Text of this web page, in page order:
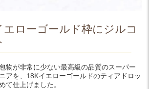
エローゴールド枠にジルコ
物が非常に少ない最高級の品質のスーパー
アを、18Kイエローゴールドのティアドロッ
て仕上げました。